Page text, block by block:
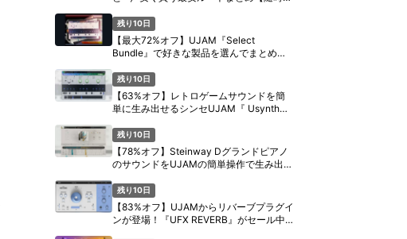
残り10日
【最大72%オフ】UJAM『Select
Bundle』で好きな製品を選んでまとめ買
残り10日
【63%オフ】レトロゲームサウンドを簡
単に生み出せるシンセUJAM『 Usynth
残り10日
【78%オフ】Steinway Dグランドピアノ
のサウンドをUJAMの簡単操作で生み出す
【期間限定】
残り10日
【83%オフ】UJAMからリバーブプラグイ
ンが登場！『UFX REVERB』がセール中